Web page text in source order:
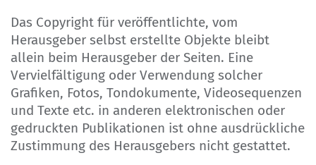
Das Copyright für veröffentlichte, vom
Herausgeber selbst erstellte Objekte bleibt
allein beim Herausgeber der Seiten. Eine
Vervielfältigung oder Verwendung solcher
Grafiken, Fotos, Tondokumente, Videosequenzen
und Texte etc. in anderen elektronischen oder
gedruckten Publikationen ist ohne ausdrückliche
Zustimmung des Herausgebers nicht gestattet.